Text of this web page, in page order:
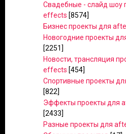
Свадебные - слайд шоу
effects [8574]
Бизнес проекты для
Новогодние проекты
[2251]
Новости, трансляция
effects [454]
Спортивные проекты
[822]
Эффекты проекты для
[2433]
Разные проекты для